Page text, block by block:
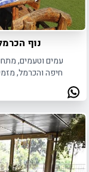
נוף
עמים וטעמים,
חיפה והכרמל,